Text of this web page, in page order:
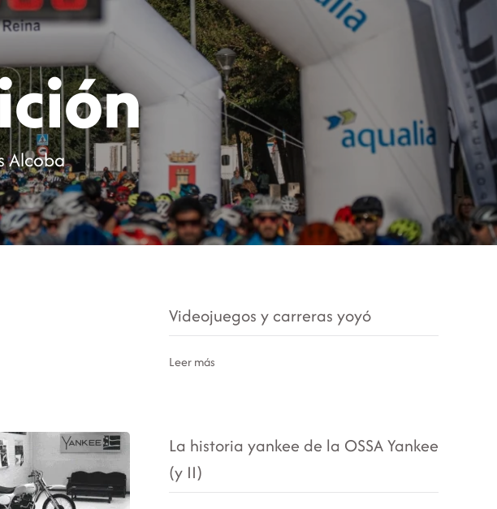
Blog Categorías Suscripción Sobre mí
Alcoba
Videojuegos y carreras yoyó
Leer más
La historia yankee de la OSSA Yankee
(y II)